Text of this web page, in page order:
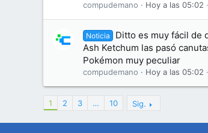
compudemano Hoy a las 05:02
Noticia
Ditto es muy fácil de
Ash Ketchum las pasó
Pokémon muy peculiar
compudemano Hoy a las 05:02
1 2 3 … 10 Sig.